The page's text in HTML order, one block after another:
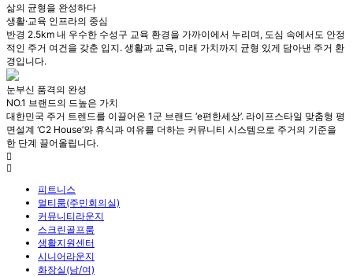
삶의 균형을 완성하다
생활·교육 인프라의 중심
반경 2.5km 내 우수한 수성구 교육 환경을 가까이에서 누리며, 도심 속에서도 안정
적인 주거 여건을 갖춘 입지. 생활과 교육, 미래 가치까지 균형 있게 담아낸 주거 환
경입니다.
눈부신 품격의 완성
NO.1 브랜드의 드높은 가치
대한민국 주거 트렌드를 이끌어온 1군 브랜드 ‘e편한세상’. 라이프스타일 맞춤형 평
면설계 ‘C2 House’와 휴식과 여유를 더하는 커뮤니티 시스템으로 주거의 기준을
한 단계 끌어올립니다.
피트니스
멀티룸(주민회의실)
커뮤니티라운지
스크린골프룸
생활지원센터
시니어라운지
화장실(남/여)